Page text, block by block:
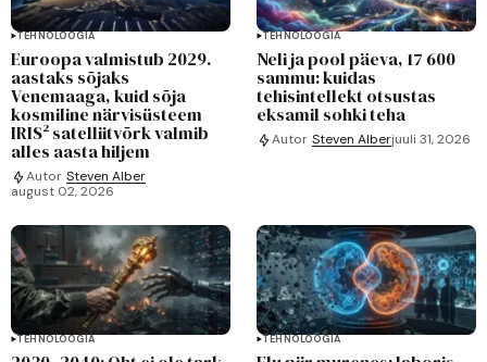
TEHNOLOOGIA
Euroopa valmistub 2029.
aastaks sõjaks
Venemaaga, kuid sõja
kosmiline närvisüsteem
IRIS² satelliitvõrk valmib
alles aasta hiljem
Autor Steven Alber
august 02, 2026
TEHNOLOOGIA
Neli ja pool päeva, 17 600
sammu: kuidas
tehisintellekt otsustas
eksamil sohki teha
Autor Steven Alberjuuli 31, 2026
TEHNOLOOGIA TEHNOLOOGIA